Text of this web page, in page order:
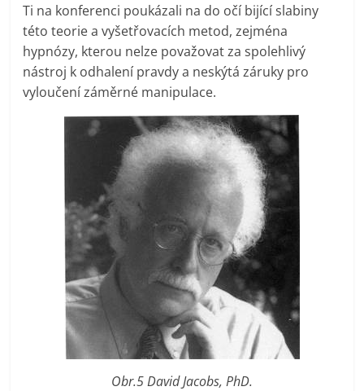
Ti na konferenci poukázali na do očí bijící slabiny
této teorie a vyšetřovacích metod, zejména
hypnózy, kterou nelze považovat za spolehlivý
nástroj k odhalení pravdy a neskýtá záruky pro
vyloučení záměrné manipulace.
Obr.5 David Jacobs, PhD.